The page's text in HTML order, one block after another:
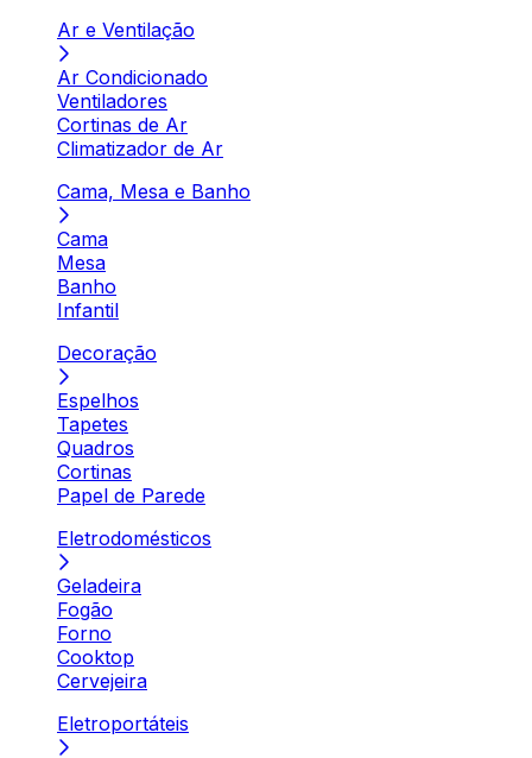
Ar e Ventilação
Ar Condicionado
Ventiladores
Cortinas de Ar
Climatizador de Ar
Cama, Mesa e Banho
Cama
Mesa
Banho
Infantil
Decoração
Espelhos
Tapetes
Quadros
Cortinas
Papel de Parede
Eletrodomésticos
Geladeira
Fogão
Forno
Cooktop
Cervejeira
Eletroportáteis